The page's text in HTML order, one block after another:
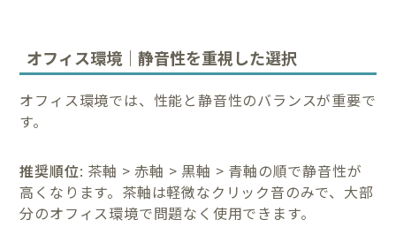
オフィス環境｜静音性を重視した選択
オフィス環境では、性能と静音性のバランスが重要で
す。
推奨順位: 茶軸 > 赤軸 > 黒軸 > 青軸の順で静音性が
高くなります。茶軸は軽微なクリック音のみで、大部
分のオフィス環境で問題なく使用できます。